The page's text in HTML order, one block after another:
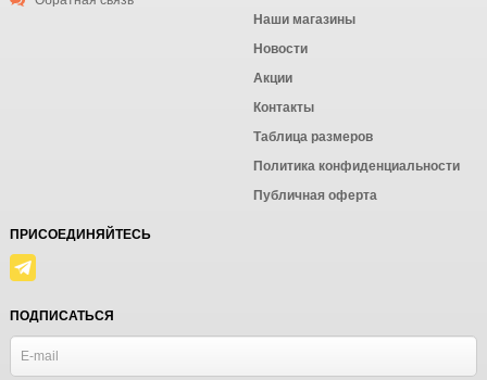
Наши магазины
Новости
Акции
Контакты
Таблица размеров
Политика конфиденциальности
Публичная оферта
ПРИСОЕДИНЯЙТЕСЬ
ПОДПИСАТЬСЯ